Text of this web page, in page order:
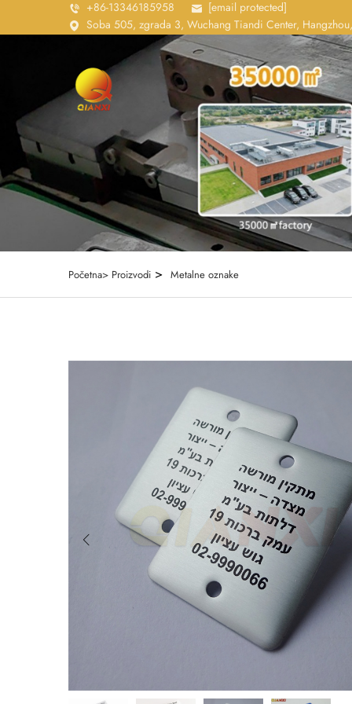
+86-13346185958
[email protected]
Soba 505, zgrada 3, Wuchang Tiandi Center,
Početna> Proizvodi > Metalne oznake